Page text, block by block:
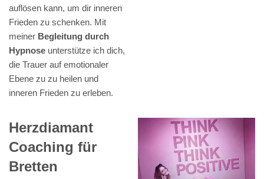
auflösen kann, um dir inneren
Frieden zu schenken. Mit
meiner Begleitung durch
Hypnose unterstütze ich dich,
die Trauer auf emotionaler
Ebene zu zu heilen und
inneren Frieden zu erleben.
Herzdiamant
Coaching für
Bretten